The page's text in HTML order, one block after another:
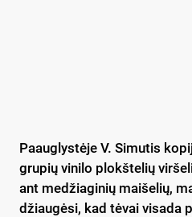
Paauglystėje V. Simutis
grupių vinilo plokštelių
ant medžiaginių maišelių,
džiaugėsi, kad tėvai visada